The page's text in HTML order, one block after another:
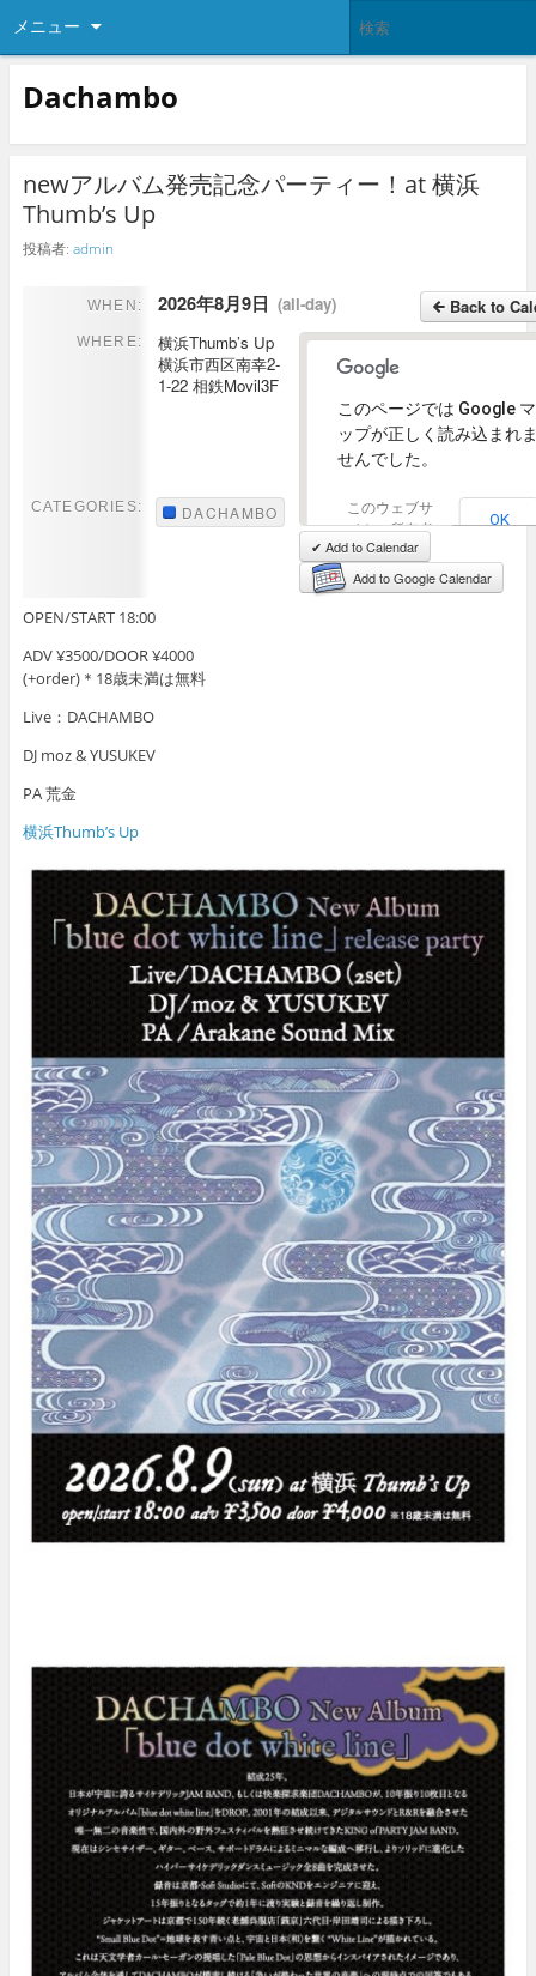
メニュー
Dachambo
newアルバム発売記念パーティー！at 横浜
Thumb’s Up
投稿者: admin
WHEN: Back to
2026年8月9日 (all-day)
WHERE:
横浜Thumb’s Up
横浜市西区南幸2-
1-22 相鉄Movil3F
このページでは Google マ
ップが正しく読み込まれ
せんでした。
このウェブサ
イトの所有者
ですか？
OK
View Full-
✔ Add to Calendar
Add to Google Calendar
CATEGORIES: DACHAMBO
OPEN/START 18:00
ADV ¥3500/DOOR ¥4000
(+order)＊18歳未満は無料
Live：DACHAMBO
DJ moz & YUSUKEV
PA 荒金
横浜Thumb’s Up